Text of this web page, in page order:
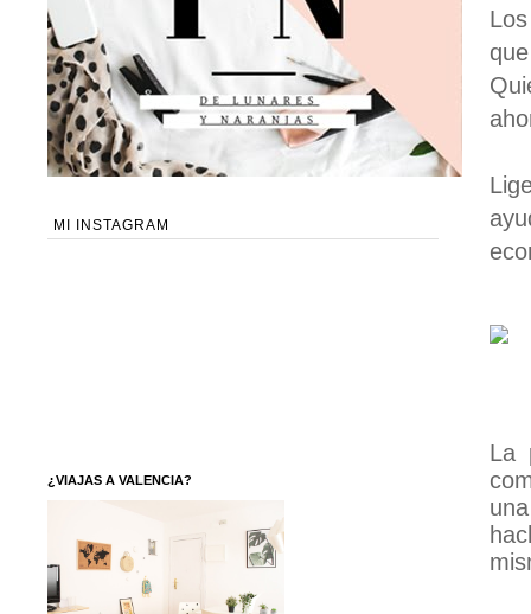
La
MI INSTAGRAM
¿VIAJAS A VALENCIA?